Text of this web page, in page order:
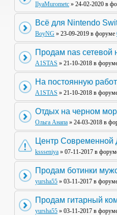
IlyaMurometc » 24-02-2020 в
Всё для Nintendo
BoyNG » 23-09-2019 в форуме
Продам nas сетевой
A1STAS » 21-10-2018 в
На постоянную
A1STAS » 21-10-2018 в
Отдых на черном
Ольга Анапа » 24-03-2018 в
Центр Современной
kssseniya » 07-11-2017 в
Продам ботинки
yursha55 » 03-11-2017 в
Продам гитарный
yursha55 » 03-11-2017 в